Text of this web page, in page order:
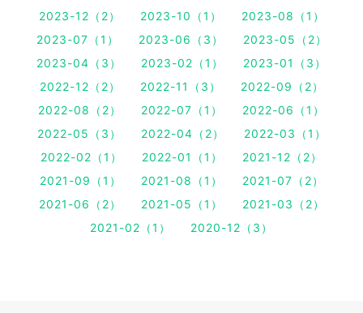
2023-12（2）
2023-10（1）
2023-08（1）
2023-07（1）
2023-06（3）
2023-05（2）
2023-04（3）
2023-02（1）
2023-01（3）
2022-12（2）
2022-11（3）
2022-09（2）
2022-08（2）
2022-07（1）
2022-06（1）
2022-05（3）
2022-04（2）
2022-03（1）
2022-02（1）
2022-01（1）
2021-12（2）
2021-09（1）
2021-08（1）
2021-07（2）
2021-06（2）
2021-05（1）
2021-03（2）
2021-02（1）
2020-12（3）